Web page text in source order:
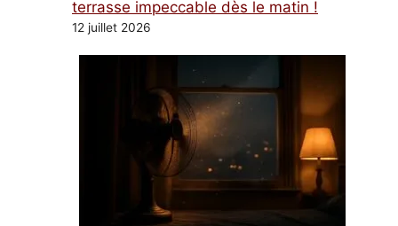
terrasse impeccable dès le matin !
12 juillet 2026